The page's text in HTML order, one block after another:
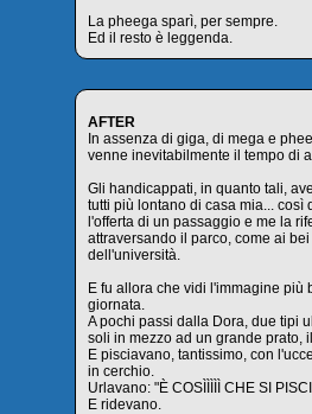
La pheega sparì, per sempre.
Ed il resto è leggenda.
AFTER
In assenza di giga, di mega e
venne inevitabilmente il tempo di
Gli handicappati, in quanto tali,
tutti più lontano di casa mia... così
l'offerta di un passaggio e me la
attraversando il parco, come ai bei
dell'università.
E fu allora che vidi l'immagine più
giornata.
A pochi passi dalla Dora, due tipi
soli in mezzo ad un grande prato,
E pisciavano, tantissimo, con
in cerchio.
Urlavano: "È COSÌÌÌÌÌ CHE SI
E ridevano.